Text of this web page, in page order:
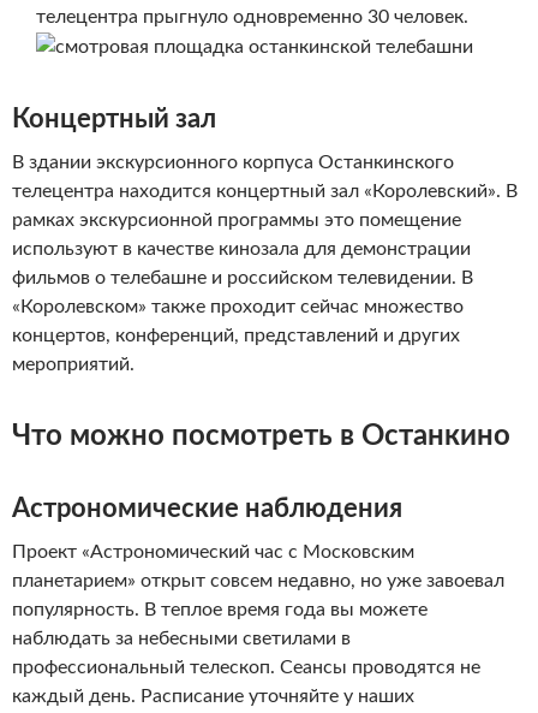
телецентра прыгнуло одновременно 30 человек.
Концертный зал
В здании экскурсионного корпуса Останкинского
телецентра находится концертный зал «Королевский». В
рамках экскурсионной программы это помещение
используют в качестве кинозала для демонстрации
фильмов о телебашне и российском телевидении. В
«Королевском» также проходит сейчас множество
концертов, конференций, представлений и других
мероприятий.
Что можно посмотреть в Останкино
Астрономические наблюдения
Проект «Астрономический час с Московским
планетарием» открыт совсем недавно, но уже завоевал
популярность. В теплое время года вы можете
наблюдать за небесными светилами в
профессиональный телескоп. Сеансы проводятся не
каждый день. Расписание уточняйте у наших